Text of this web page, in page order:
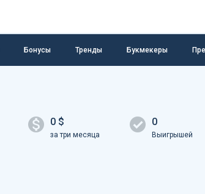
Бонусы Тренды Букмекеры
0 $
за три месяца
0
Выигрышей